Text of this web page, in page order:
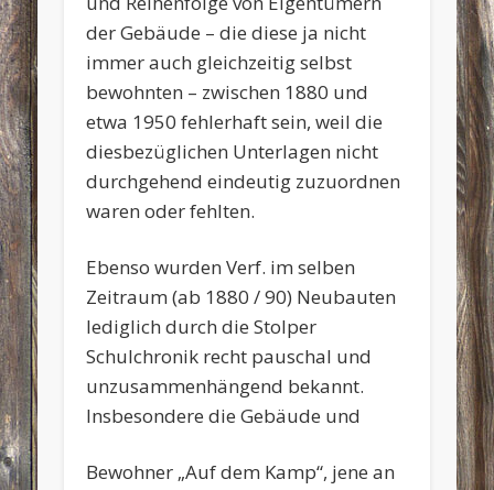
der Gebäude – die diese ja nicht
immer auch gleichzeitig selbst
bewohnten – zwischen 1880 und
etwa 1950 fehlerhaft sein, weil die
diesbezüglichen Unterlagen nicht
durchgehend eindeutig zuzuordnen
waren oder fehlten.
Ebenso wurden Verf. im selben
Zeitraum (ab 1880 / 90) Neubauten
lediglich durch die Stolper
Schulchronik recht pauschal und
unzusammenhängend bekannt.
Insbesondere die Gebäude und
Bewohner „Auf dem Kamp“, jene an